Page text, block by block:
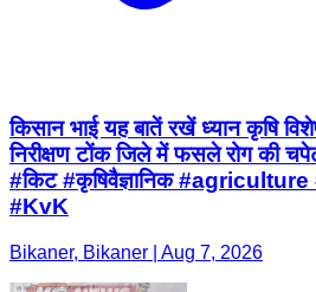
किसान भाई यह बातें रखें ध्यान कृषि
निरीक्षण टोंक जिले में फसले रोग की
#किट #कृषिवैज्ञानिक
#KvK
Bikaner, Bikaner | Aug 7, 2026